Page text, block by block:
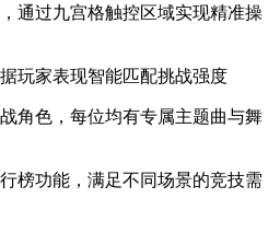
通过九宫格触控区域实现精准操
玩家表现智能匹配挑战强度
角色，每位均有专属主题曲与舞
榜功能，满足不同场景的竞技需